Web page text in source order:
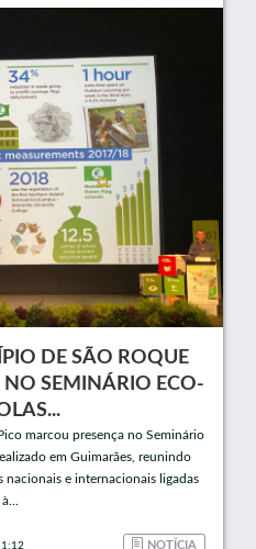
DE SÃO ROQUE
NO SEMINÁRIO ECO-
marcou presença no Seminário
em Guimarães, reunindo
nacionais e internacionais ligadas
à...
NOTÍCIA